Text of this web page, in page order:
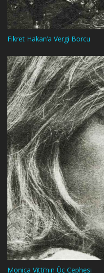
Fikret Hakan’a Vergi Borcu
Monica Vitti’nin Üç Cephesi